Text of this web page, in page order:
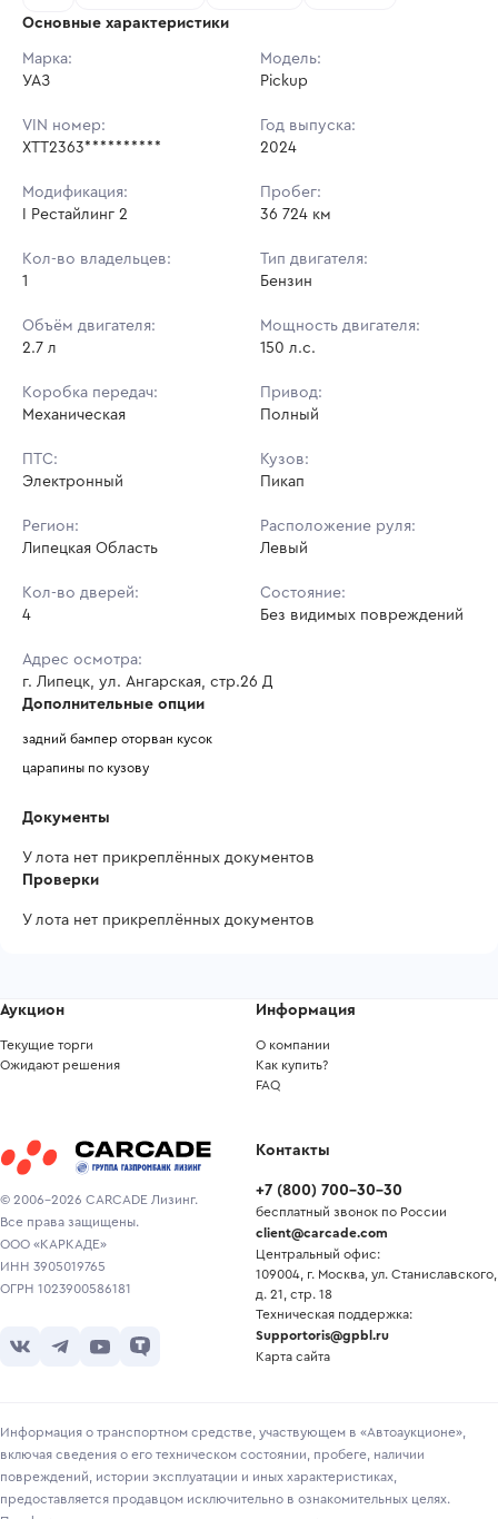
Шаг торгов: 14 926 ₽
Кол-во ставок:
Ставок не найдено
в аукционах
Основные характеристики
Марка:
УАЗ
Модель:
Pickup
VIN номер:
XTT2363**********
Год выпуска:
2024
Модификация:
I Рестайлинг 2
Пробег:
36 724 км
Кол-во владельцев:
1
Тип двигателя:
Бензин
Объём двигателя:
2.7 л
Мощность двигателя:
150 л.с.
Коробка передач:
Механическая
Привод:
Полный
ПТС:
Электронный
Кузов:
Пикап
Регион:
Липецкая Область
Расположение руля:
Левый
Кол-во дверей:
4
Состояние:
Без видимых повреждений
Адрес осмотра:
г. Липецк, ул. Ангарская, стр.26 Д
Дополнительные опции
задний бампер оторван кусок
царапины по кузову
Документы
У лота нет прикреплённых документов
Проверки
У лота нет прикреплённых документов
© 2006-2026 CARCADE Лизинг.
Все права защищены.
ООО «КАРКАДЕ»
ИНН 3905019765
ОГРН 1023900586181
Аукцион
Текущие торги
Ожидают решения
Информация
О компании
Как купить?
FAQ
Контакты
+7 (800) 700-30-30
бесплатный звонок по России
client@carcade.com
Центральный офис:
109004, г. Москва, ул. Станиславского,
д. 21, стр. 18
Техническая поддержка:
Supportoris@gpbl.ru
Карта сайта
Информация о транспортном средстве, участвующем в «Автоаукционе»,
включая сведения о его техническом состоянии, пробеге, наличии
повреждений, истории эксплуатации и иных характеристиках,
предоставляется продавцом исключительно в ознакомительных целях.